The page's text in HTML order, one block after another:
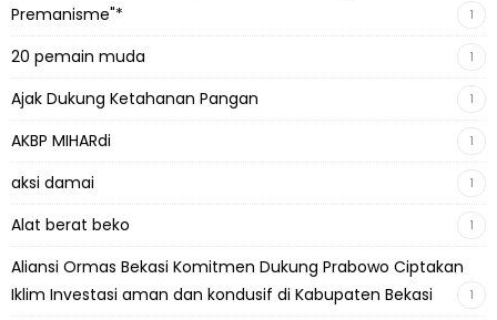
Premanisme"*
1
20 pemain muda 1
Ajak Dukung Ketahanan Pangan 1
AKBP MIHARdi 1
aksi damai 1
Alat berat beko 1
Aliansi Ormas Bekasi Komitmen Dukung Prabowo Ciptakan
Iklim Investasi aman dan kondusif di Kabupaten Bekasi
1